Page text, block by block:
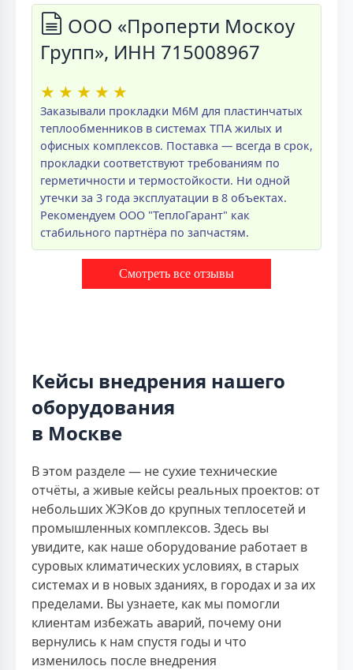
ООО «Проперти Москоу
Групп», ИНН 715008967
★ ★ ★ ★ ★
Заказывали прокладки M6M для пластинчатых
теплообменников в системах ТПА жилых и
офисных комплексов. Поставка — всегда в срок,
прокладки соответствуют требованиям по
герметичности и термостойкости. Ни одной
утечки за 3 года эксплуатации в 8 объектах.
Рекомендуем ООО "ТеплоГарант" как
стабильного партнёра по запчастям.
Смотреть все отзывы
Кейсы внедрения нашего
оборудования
в Москве
В этом разделе — не сухие технические
отчёты, а живые кейсы реальных проектов: от
небольших ЖЭКов до крупных теплосетей и
промышленных комплексов. Здесь вы
увидите, как наше оборудование работает в
суровых климатических условиях, в старых
системах и в новых зданиях, в городах и за их
пределами. Вы узнаете, как мы помогли
клиентам избежать аварий, почему они
вернулись к нам спустя годы и что
изменилось после внедрения